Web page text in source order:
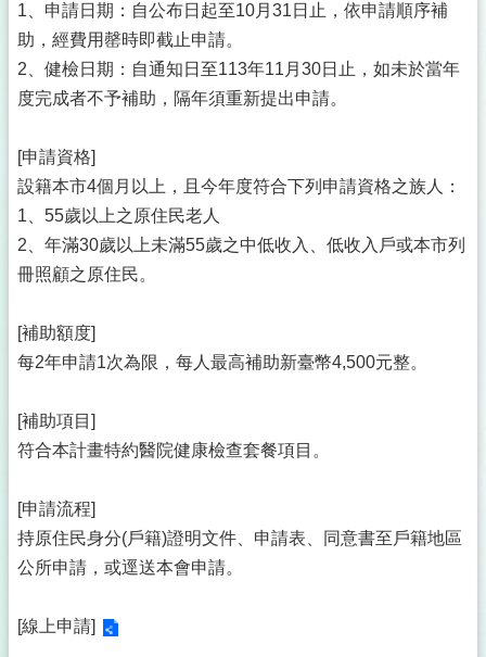
1、申請日期：自公布日起至10月31日止，依申請順序補
助，經費用罄時即截止申請。
2、健檢日期：自通知日至113年11月30日止，如未於當年
度完成者不予補助，隔年須重新提出申請。
[申請資格]
設籍本市4個月以上，且今年度符合下列申請資格之族人：
1、55歲以上之原住民老人
2、年滿30歲以上未滿55歲之中低收入、低收入戶或本市列
冊照顧之原住民。
[補助額度]
每2年申請1次為限，每人最高補助新臺幣4,500元整。
[補助項目]
符合本計畫特約醫院健康檢查套餐項目。
[申請流程]
持原住民身分(戶籍)證明文件、申請表、同意書至戶籍地區
公所申請，或逕送本會申請。
[線上申請]